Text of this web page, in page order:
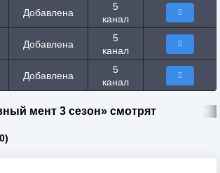
Добавлена
5
канал
Добавлена
5
канал
Добавлена
5
канал
мент 3 сезон» смотрят